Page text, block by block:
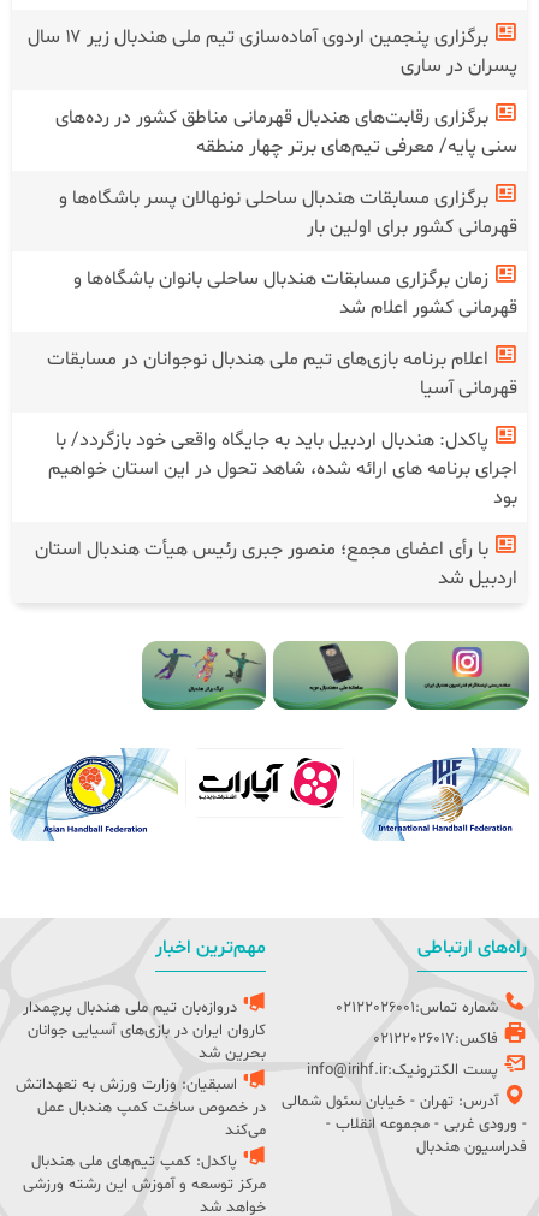
برگزاری پنجمین اردوی آماده‌سازی تیم ملی هندبال زیر ۱۷ سال
پسران در ساری
برگزاری رقابت‌های هندبال قهرمانی مناطق کشور در رده‌های
سنی پایه/ معرفی تیم‌های برتر چهار منطقه
برگزاری مسابقات هندبال ساحلی نونهالان پسر باشگاه‌ها و
قهرمانی کشور برای اولین بار
زمان برگزاری مسابقات هندبال ساحلی بانوان باشگاه‌ها و
قهرمانی کشور اعلام شد
اعلام برنامه بازی‌های تیم ملی هندبال نوجوانان در مسابقات
قهرمانی آسیا
پاکدل: هندبال اردبیل باید به جایگاه واقعی خود بازگردد/ با
اجرای برنامه های ارائه شده، شاهد تحول در این استان خواهیم
بود
با رأی اعضای مجمع؛ منصور جبری رئیس هیأت هندبال استان
اردبیل شد
راه‌های ارتباطی
شماره تماس:02122026001
فاکس:02122026017
پست الکترونیک:info@irihf.ir
آدرس: تهران - خیابان سئول شمالی
- ورودی غربی - مجموعه انقلاب -
فدراسیون هندبال
مهم‌ترین اخبار
دروازه‌بان تیم ملی هندبال پرچمدار
کاروان ایران در بازی‌های آسیایی جوانان
بحرین شد
اسبقیان: وزارت ورزش به تعهداتش
در خصوص ساخت کمپ هندبال عمل
می‌کند
پاکدل: کمپ تیم‌های ملی هندبال
مرکز توسعه و آموزش این رشته ورزشی
خواهد شد